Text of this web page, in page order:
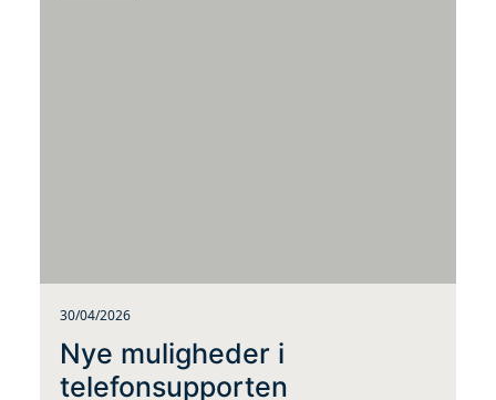
30/04/2026
Nye muligheder i
telefonsupporten